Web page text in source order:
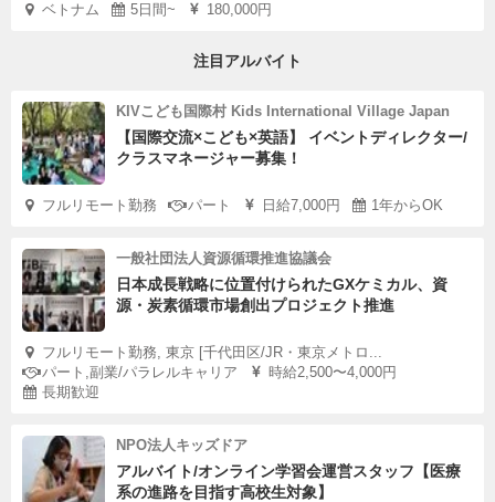
ベトナム 5日間~ 180,000円
注目アルバイト
KIVこども国際村 Kids International Village Japan
【国際交流×こども×英語】 イベントディレクター/
クラスマネージャー募集！
フルリモート勤務 パート 日給7,000円 1年からOK
一般社団法人資源循環推進協議会
日本成長戦略に位置付けられたGXケミカル、資
源・炭素循環市場創出プロジェクト推進
フルリモート勤務, 東京 [千代田区/JR・東京メトロ...
パート,副業/パラレルキャリア
時給2,500〜4,000円
長期歓迎
NPO法人キッズドア
アルバイト/オンライン学習会運営スタッフ【医療
系の進路を目指す高校生対象】